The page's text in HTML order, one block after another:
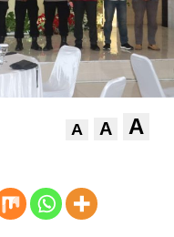
A A A